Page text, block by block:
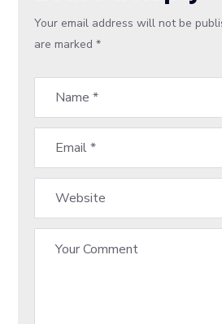
Your email address will not be
are marked*